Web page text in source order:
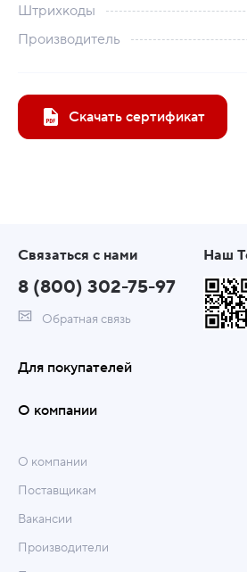
Штрихкоды
Производитель
Скачать сертификат
Связаться с нами
8 (800) 302-75-97
Обратная связь
Наш
Для покупателей
О компании
О компании
Поставщикам
Вакансии
Производители